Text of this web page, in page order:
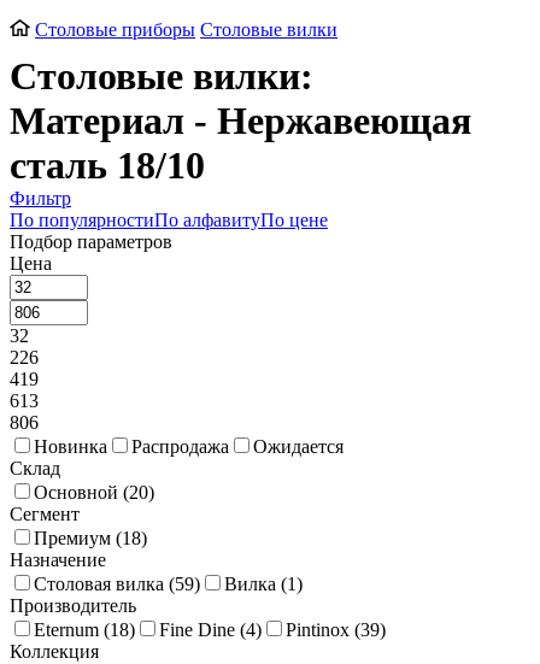
Cтоловые приборы Столовые вилки
Столовые вилки:
Материал - Нержавеющая
сталь 18/10
Фильтр
По популярностиПо алфавитуПо цене
Подбор параметров
Цена
32
226
419
613
806
Новинка
Распродажа
Ожидается
Склад
Основной (20)
Сегмент
Премиум (18)
Назначение
Столовая вилка (59) Вилка (1)
Производитель
Eternum (18) Fine Dine (4) Pintinox (39)
Коллекция